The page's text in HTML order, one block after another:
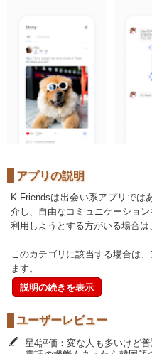
アプリの説明
K-Friendsは出会い系アプリでは
介し、自由なコミュニケーショ
利用しようとする方がいる場合は
このカテゴリに該当する場合は
ます。
説明の続きを表示
ユーザーレビュー
星4評価：変な人も多いけど